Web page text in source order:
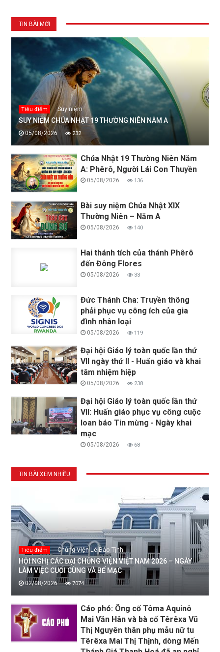
TIN BÀI MỚI
Tiêu điểm Suy niệm
SUY NIỆM CHÚA NHẬT 19 THƯỜNG NIÊN NĂM A
05/08/2026 232
Chúa Nhật 19 Thường Niên Năm
A: Phêrô, Người Lái Con Thuyền
05/08/2026 136
Bài suy niệm Chúa Nhật XIX
Thường Niên – Năm A
05/08/2026 140
Hai thánh tích của thánh Phêrô
đến Đông Flores
05/08/2026 33
Đức Thánh Cha: Truyền thông
phải phục vụ công ích của gia
đình nhân loại
05/08/2026 119
Đại hội Giáo lý toàn quốc lần thứ
VII ngày thứ II - Huấn giáo và khai
tâm nhiệm hiệp
05/08/2026 238
Đại hội Giáo lý toàn quốc lần thứ
VII: Huấn giáo phục vụ công cuộc
loan báo Tin mừng - Ngày khai
mạc
05/08/2026 68
TIN BÀI XEM NHIỀU
Tiêu điểm Chủng Viện Lê Bảo Tịnh
HỘI NGHỊ CÁC ĐẠI CHỦNG VIỆN VIỆT NAM 2026 – NGÀY
LÀM VIỆC CUỐI CÙNG VÀ BẾ MẠC
02/08/2026 7074
Cáo phó: Ông cố Tôma Aquinô
Mai Văn Hân và bà cố Têrêxa Vũ
Thị Nguyên thân phụ mẫu nữ tu
Têrêxa Mai Thị Thịnh, dòng Mến